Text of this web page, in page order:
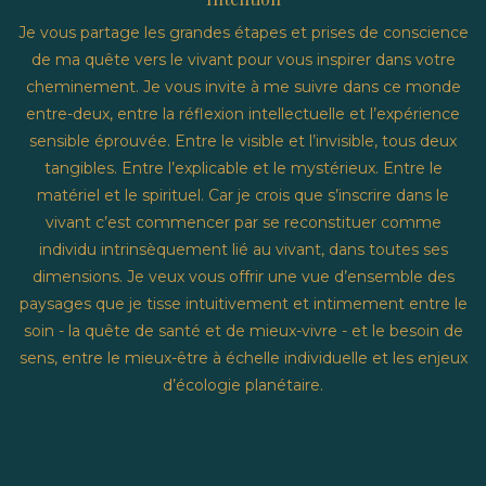
Je vous partage les grandes étapes et prises de conscience
de ma quête vers le vivant pour vous inspirer dans votre
cheminement. Je vous invite à me suivre dans ce monde
entre-deux, entre la réflexion intellectuelle et l’expérience
sensible éprouvée. Entre le visible et l’invisible, tous deux
tangibles. Entre l’explicable et le mystérieux. Entre le
matériel et le spirituel. Car je crois que s’inscrire dans le
vivant c’est commencer par se reconstituer comme
individu intrinsèquement lié au vivant, dans toutes ses
dimensions. Je veux vous offrir une vue d’ensemble des
paysages que je tisse intuitivement et intimement entre le
soin - la quête de santé et de mieux-vivre - et le besoin de
sens, entre le mieux-être à échelle individuelle et les enjeux
d’écologie planétaire.